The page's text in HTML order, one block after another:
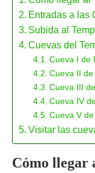
Entradas a las
Subida al
Cuevas del
Cueva I de
Cueva II
Cueva III
Cueva IV
Cueva V
Visitar las
Cómo llegar